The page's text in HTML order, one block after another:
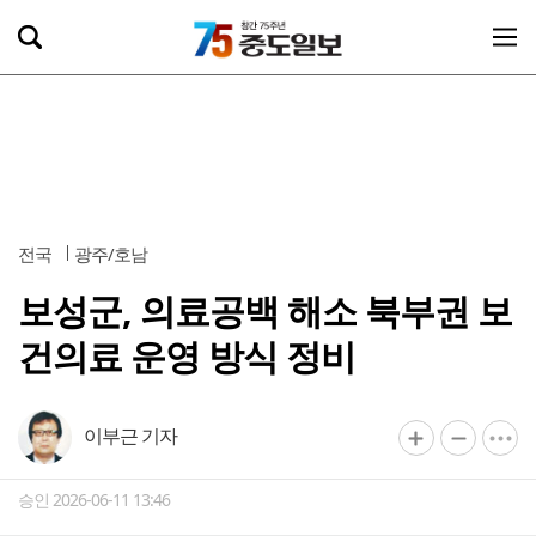
전국 광주/호남
보성군, 의료공백 해소 북부권 보
건의료 운영 방식 정비
이부근 기자
승인 2026-06-11 13:46